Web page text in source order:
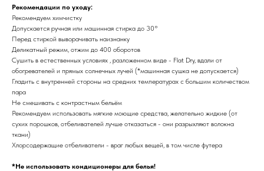
Рекомендации по уходу:
Рекомендуем химчистку
Допускается ручная или машинная стирка до 30°
Перед стиркой выворачивать наизнанку
Деликатный режим, отжим до 400 оборотов
Сушить в естественных условиях , разложенном виде - Flat Dry, вдали от
обогревателей и прямых солнечных лучей (*машинная сушка не допускается)
Гладить с внутренней стороны на средних температурах с большим количеством
пара
Не смешивать с контрастным бельём
Рекомендуем использовать мягкие моющие средства, желательно жидкие (от
сухих порошков, отбеливателей лучше отказаться - они разрыхляют волокна
ткани)
Хлорсодержащие отбеливатели - враг любых вещей, в том числе футера
*Не использовать кондиционеры для белья!